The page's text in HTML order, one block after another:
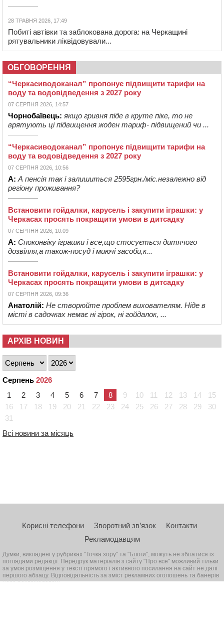
28 ТРАВНЯ 2026, 17:49
Побиті автівки та заблокована дорога: на Черкащині
рятувальники ліквідовували...
ОБГОВОРЕННЯ
“Черкасиводоканал” пропонує підвищити тарифи на
воду та водовідведення з 2027 року
07 СЕРПНЯ 2026, 14:57
Чорнобаївець: якщо гривня піде в круте піке, то не
врятують ці підвищення жоден тариф- підвищений чи ...
“Черкасиводоканал” пропонує підвищити тарифи на
воду та водовідведення з 2027 року
07 СЕРПНЯ 2026, 10:56
А: А пенсія так і залишиться 2595грн./міс.незалежно від
регіону проживання?
Встановити гойдалки, карусель і закупити іграшки: у
Черкасах просять покращити умови в дитсадку
07 СЕРПНЯ 2026, 10:09
А: Споконвіку іграшки і все,що стосується дитячого
дозвілля,а також-посуд і миючі засоби,к...
Встановити гойдалки, карусель і закупити іграшки: у
Черкасах просять покращити умови в дитсадку
07 СЕРПНЯ 2026, 09:36
Анатолій: Не створюйте проблем вихователям. Ніде в
місті в садочках немає ні гірок, ні гойдалок, ...
АРХІВ НОВИН
Серпень 2026
1
2 3 4 5 6 7 8 9 10 11 12 13 14
15
16
17 18 19 20 21 22 23 24 25 26 27 28 29
30
31
Всі новини за місяць
Корисні телефони Зворотний зв’язок
Контакти
Рекламодавцям
Думки, викладені у рубриках "Точка зору" та "Блоги", можуть не збігатися із
поглядами редакції. Передрук матеріалів з сайту "Про все" можливий тільки
за умов розміщення у тексті прямого і активного посилання на сайт не далі
першого абзацу. Відповідальність за зміст рекламних оголошень та банерів
несе рекламодавець